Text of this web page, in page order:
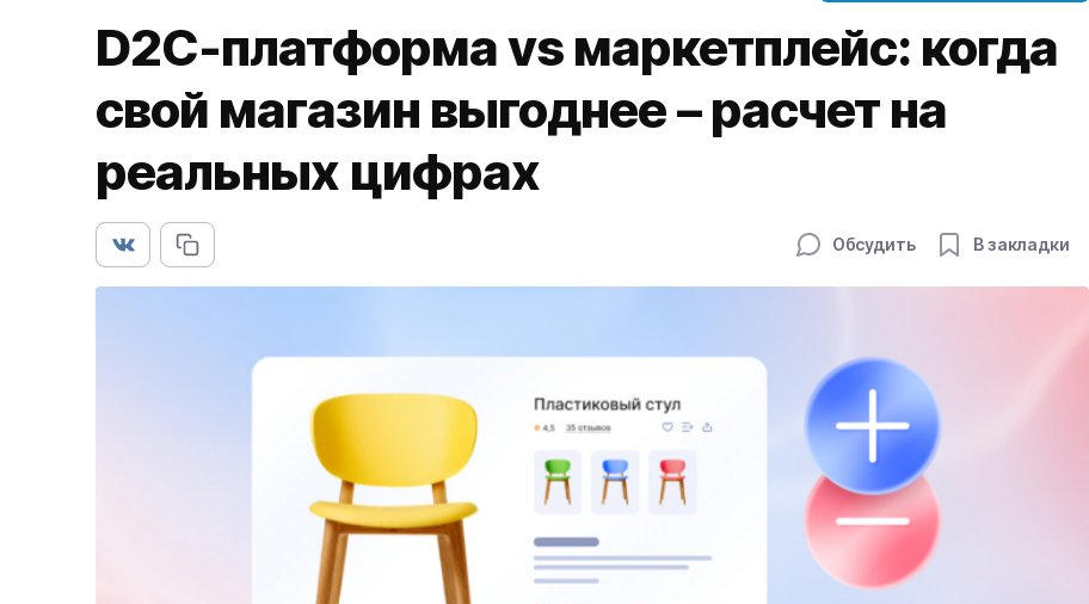
D2C-платформа vs маркетплейс: когда
свой магазин выгоднее – расчет на
реальных цифрах
Обсудить В закладки